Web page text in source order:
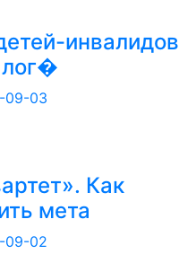
инвалидов
09-03
Как
мета
09-02